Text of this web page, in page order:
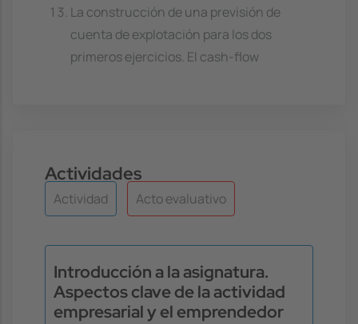
La construcción de una previsión de
cuenta de explotación para los dos
primeros ejercicios. El cash-flow
Actividades
Actividad Acto evaluativo
Introducción a la asignatura.
Aspectos clave de la actividad
empresarial y el emprendedor